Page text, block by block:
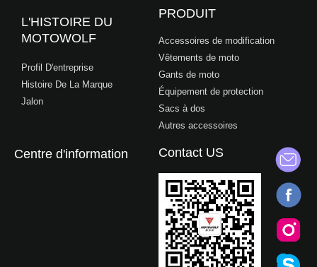
L'HISTOIRE DU
MOTOWOLF
Profil D'entreprise
Histoire De La Marque
Jalon
PRODUIT
Accessoires de modification
Vêtements de moto
Gants de moto
Équipement de protection
Sacs à dos
Autres accessoires
Centre d'information Contact US